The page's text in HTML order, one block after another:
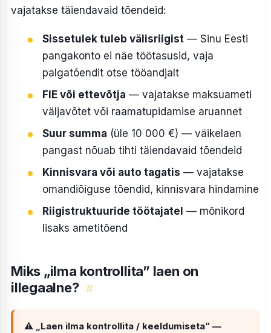
vajatakse täiendavaid tõendeid:
Sissetulek tuleb välisriigist — Sinu Eesti
pangakonto ei näe töötasusid, vaja
palgatõendit otse tööandjalt
FIE või ettevõtja — vajatakse maksuameti
väljavõtet või raamatupidamise aruannet
Suur summa (üle 10 000 €) — väikelaen
pangast nõuab tihti täiendavaid tõendeid
Kinnisvara või auto tagatis — vajatakse
omandiõiguse tõendid, kinnisvara hindamine
Riigistruktuuride töötajatel — mõnikord
lisaks ametitõend
Miks „ilma kontrollita” laen on
illegaalne? #
⚠ „Laen ilma kontrollita / keeldumiseta” —